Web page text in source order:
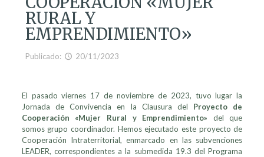
RURAL Y
EMPRENDIMIENTO»
Publicado: 20/11/2023
El pasado viernes 17 de noviembre de 2023, tuvo lugar la
Jornada de Convivencia en la Clausura del Proyecto de
Cooperación «Mujer Rural y Emprendimiento» del que
somos grupo coordinador. Hemos ejecutado este proyecto de
Cooperación Intraterritorial, enmarcado en las subvenciones
LEADER, correspondientes a la submedida 19.3 del Programa